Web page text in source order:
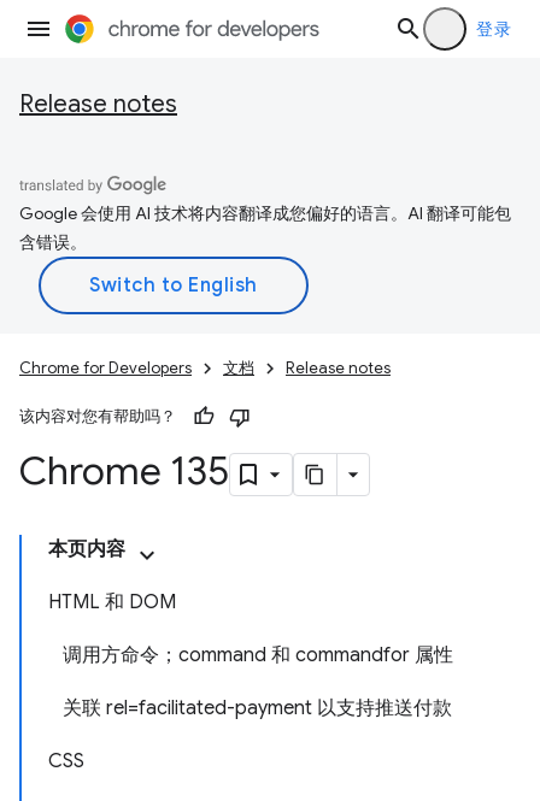
登录
Release notes
Google 会使用 AI 技术将内容翻译成您偏好的语言。AI 翻译可能包
含错误。
Chrome for Developers 文档 Release notes
该内容对您有帮助吗？
Chrome 135
本页内容
HTML 和 DOM
调用方命令；command 和 commandfor 属性
关联 rel=facilitated-payment 以支持推送付款
CSS